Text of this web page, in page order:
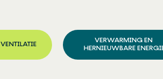
VENTILATIE
VERWARMING EN
HERNIEUWBARE